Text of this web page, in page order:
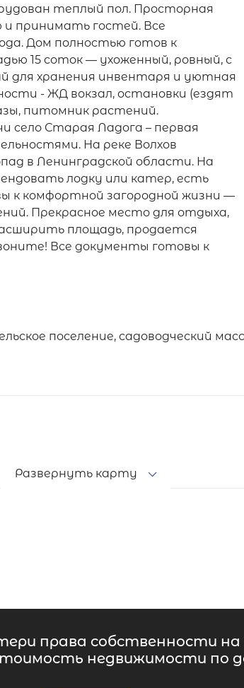
теплый пол. Просторная
принимать гостей. Все
Дом полностью готов к
15 соток — ухоженный, ровный, с
для хранения инвентаря и уютная
- ЖД вокзал, остановки (ездят
питомник растений.
село Старая Ладога – первая
На реке Волхов
в Ленинградской области. На
лодку или катер, есть
к комфортной загородной жизни —
Прекрасное место для отдыха,
площадь, продается
Все документы готовы к
поселение, садоводческий
Развернуть карту
права собственности на
недвижимости по